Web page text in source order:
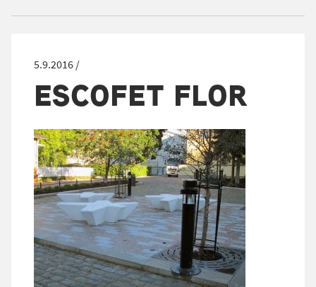
5.9.2016 /
ESCOFET FLOR